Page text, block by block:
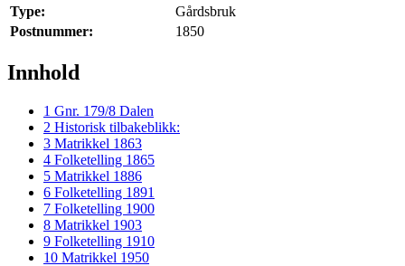
Type:
Gårdsbruk
Postnummer:
1850
Innhold
1 Gnr. 179/8 Dalen
2 Historisk tilbakeblikk:
3 Matrikkel 1863
4 Folketelling 1865
5 Matrikkel 1886
6 Folketelling 1891
7 Folketelling 1900
8 Matrikkel 1903
9 Folketelling 1910
10 Matrikkel 1950